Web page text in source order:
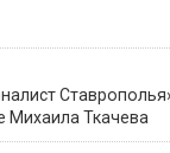
Михаила Ткачева